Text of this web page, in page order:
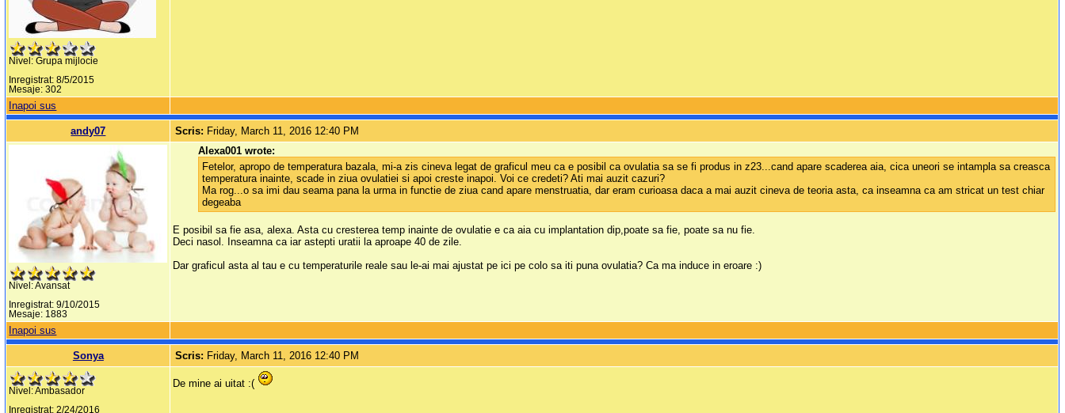
Nivel: Grupa mijlocie
Inregistrat: 8/5/2015
Mesaje: 302
Inapoi sus
andy07 Scris: Friday, March 11, 2016 12:40 PM
Nivel: Avansat
Inregistrat: 9/10/2015
Mesaje: 1883
Alexa001 wrote:
Fetelor, apropo de temperatura bazala, mi-a zis cineva legat de graficul meu ca e posibil ca ovulatia sa se fi produs in z23...cand apare scaderea aia, cica uneori se intampla sa creasca
temperatura inainte, scade in ziua ovulatiei si apoi creste inapoi. Voi ce credeti? Ati mai auzit cazuri?
Ma rog...o sa imi dau seama pana la urma in functie de ziua cand apare menstruatia, dar eram curioasa daca a mai auzit cineva de teoria asta, ca inseamna ca am stricat un test chiar
degeaba
E posibil sa fie asa, alexa. Asta cu cresterea temp inainte de ovulatie e ca aia cu implantation dip,poate sa fie, poate sa nu fie.
Deci nasol. Inseamna ca iar astepti uratii la aproape 40 de zile.
Dar graficul asta al tau e cu temperaturile reale sau le-ai mai ajustat pe ici pe colo sa iti puna ovulatia? Ca ma induce in eroare :)
Inapoi sus
Sonya Scris: Friday, March 11, 2016 12:40 PM
Nivel: Ambasador
Inregistrat: 2/24/2016
De mine ai uitat :(